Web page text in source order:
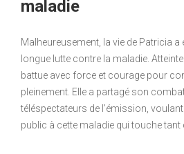
maladie
Malheureusement, la vie de Patricia a
longue lutte contre la maladie. Atteinte
battue avec force et courage pour
pleinement. Elle a partagé son
téléspectateurs de l’émission,
public à cette maladie qui touche tant